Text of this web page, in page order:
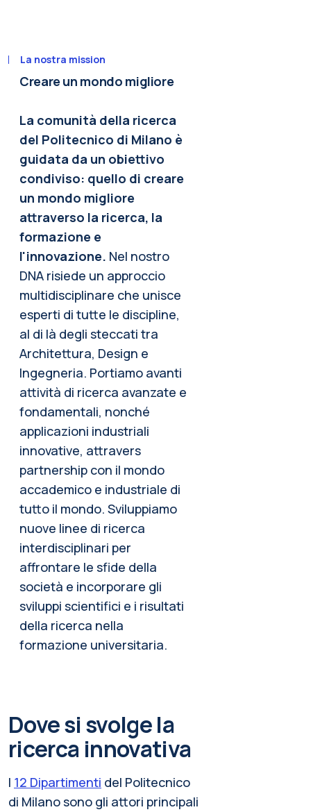
La nostra mission
Creare un mondo migliore
La comunità della ricerca
del Politecnico di Milano è
guidata da un obiettivo
condiviso: quello di creare
un mondo migliore
attraverso la ricerca, la
formazione e
l'innovazione. Nel nostro
DNA risiede un approccio
multidisciplinare che unisce
esperti di tutte le discipline,
al di là degli steccati tra
Architettura, Design e
Ingegneria. Portiamo avanti
attività di ricerca avanzate e
fondamentali, nonché
applicazioni industriali
innovative, attravers
partnership con il mondo
accademico e industriale di
tutto il mondo. Sviluppiamo
nuove linee di ricerca
interdisciplinari per
affrontare le sfide della
società e incorporare gli
sviluppi scientifici e i risultati
della ricerca nella
formazione universitaria.
Dove si svolge la
ricerca innovativa
I 12 Dipartimenti del Politecnico
di Milano sono gli attori principali